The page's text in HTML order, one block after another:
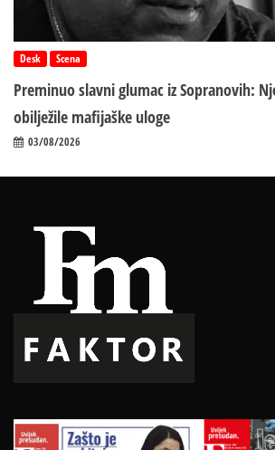
Desk Scena
Preminuo slavni glumac iz Sopranovih:
obilježile mafijaške uloge
03/08/2026